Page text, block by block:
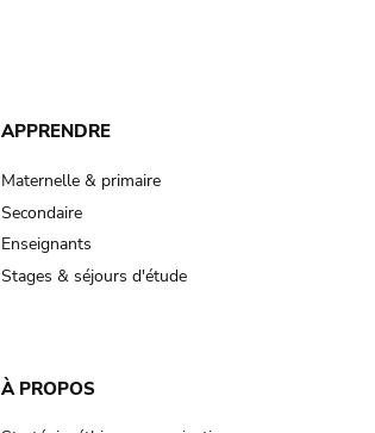
APPRENDRE
Maternelle & primaire
Secondaire
Enseignants
Stages & séjours d'étude
À PROPOS